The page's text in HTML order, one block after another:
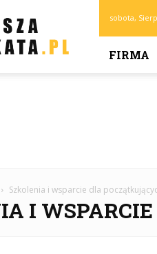
sobota,
FIRMA
Szkolenia i wsparcie dla
I